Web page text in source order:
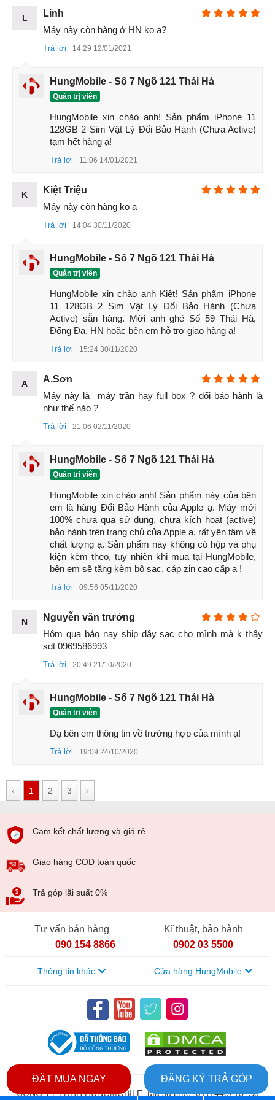
tra linh kiện bên trong
Hoàn tiền 100%nếu phát hiện máy không zin,
1. Trải nghiệm cụm camera kép hàng đầu của iPhone 11
Nếu như trước đây iPhone Xr chỉ có một camera thì chúng
ta sẽ có cụm hai camera sau trên iPhone 11. Bên cạnh
camera chính vẫn cóđộ phân giải 12 MP là một camera góc
siêu rộng cùng độ phân giải. Ngoài ra đây là lần đầu tiên
Apple trang bị khả năng chụp đêm cho sản phẩm iPhone
hiệu quả đặc biệt trong những môi trường cực kỳ thiếu
2. Hiệu năng iPhone 11
Mỗi lần ra mắt mẫu iPhone mới là mỗi lần Apple mang đến
11, Apple đã nâng cấp con chip của mình lên thế hệ mới
Apple A13 Bionic xứng danh "độc cô cầu bại". Chiếc iPhone
biến thành 4GB thay vì 3GB như bậc đàn anh.
3. Thiết kế iPhone 11
Chúng ta sẽ có một mặt lưng hoàn thiện dưới dạng kính và
nay cho chiếc iPhone 11. Camera kép cũng được thiết kế lại
táo truyền thống của Apple nay được di chuyển về phần
chính giữa mặt lưng thay vì đặt lệch về phía cạnh trên như
4. Thời lượng Pin tốt nhất từ trước đến nay trên iPhone 11
Khi nói đến thời lượng pin iPhone 11, hẳn nhiều người
dùng đã rất yên tâm với viên pin chất lượng như iPhone Xr
(thời lượng pin tốt nhất so với bất kỳ iPhone hiện đại nào).
Như vậy với iPhone 11 bạn hoàn toàn có thể sử dụng máy
L
Linh
Máy này còn hàng ở HN ko ạ?
Trả lời 14:29 12/01/2021
HungMobile - Số 7 Ngõ 121 Thái Hà
Quản trị viên
HungMobile xin chào anh! Sản phẩm iPhone 11
128GB 2 Sim Vật Lý Đổi Bảo Hành (Chưa Active)
tạm hết hàng ạ!
Trả lời 11:06 14/01/2021
K
Kiệt Triệu
Máy này còn hàng ko ạ
Trả lời 14:04 30/11/2020
HungMobile - Số 7 Ngõ 121 Thái Hà
Quản trị viên
HungMobile xin chào anh Kiệt! Sản phẩm iPhone
11 128GB 2 Sim Vật Lý Đổi Bảo Hành (Chưa
Active) sẵn hàng. Mời anh ghé Số 59 Thái Hà,
Đống Đa, HN hoặc bên em hỗ trợ giao hàng ạ!
Trả lời 15:24 30/11/2020
A
A.Sơn
Máy này là  máy trần hay full box ? đổi bảo hành là
như thế nào ?
Trả lời 21:06 02/11/2020
HungMobile - Số 7 Ngõ 121 Thái Hà
Quản trị viên
HungMobile xin chào anh! Sản phẩm này của bên
em là hàng Đổi Bảo Hành của Apple ạ. Máy mới
100% chưa qua sử dụng, chưa kích hoạt (active)
bảo hành trên trang chủ của Apple ạ, rất yên tâm về
chất lượng ạ. Sản phẩm này không có hộp và phụ
kiện kèm theo, tuy nhiên khi mua tại HungMobile,
bên em sẽ tặng kèm bộ sạc, cáp zin cao cấp ạ !
Trả lời 09:56 05/11/2020
N
Nguyễn văn trưởng
Hôm qua bảo nay ship dây sạc cho mình mà k thấy
sdt 0969586993
Trả lời 20:49 21/10/2020
HungMobile - Số 7 Ngõ 121 Thái Hà
Quản trị viên
Dạ bên em thông tin về trường hợp của mình ạ!
Trả lời 19:09 24/10/2020
‹ 1 2 3 ›
ĐẶT MUA NGAY ĐĂNG KÝ TRẢ GÓP
Cam kết chất lượng và giá rẻ
Giao hàng COD toàn quốc
Trả góp lãi suất 0%
Tư vấn bán hàng
090 154 8866
Kĩ thuật, bảo hành
0902 03 5500
Thông tin khác Cửa hàng HungMobile
CÔNG TY TNHH HUNGMOBILE. Mã số thuế: 0111448213. Số